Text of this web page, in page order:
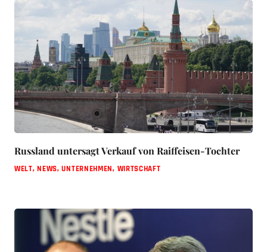
Russland untersagt Verkauf von Raiffeisen-Tochter
WELT,NEWS,UNTERNEHMEN, WIRTSCHAFT